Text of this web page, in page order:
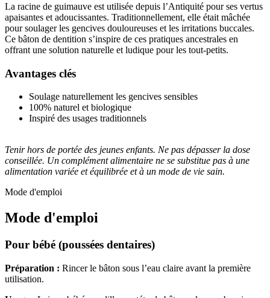
La racine de guimauve est utilisée depuis l’Antiquité pour ses vertus
apaisantes et adoucissantes. Traditionnellement, elle était mâchée
pour soulager les gencives douloureuses et les irritations buccales.
Ce bâton de dentition s’inspire de ces pratiques ancestrales en
offrant une solution naturelle et ludique pour les tout-petits.
Avantages clés
Soulage naturellement les gencives sensibles
100% naturel et biologique
Inspiré des usages traditionnels
Tenir hors de portée des jeunes enfants. Ne pas dépasser la dose
conseillée. Un complément alimentaire ne se substitue pas à une
alimentation variée et équilibrée et à un mode de vie sain.
Mode d'emploi
Mode d'emploi
Pour bébé (poussées dentaires)
Préparation : Rincer le bâton sous l’eau claire avant la première
utilisation.